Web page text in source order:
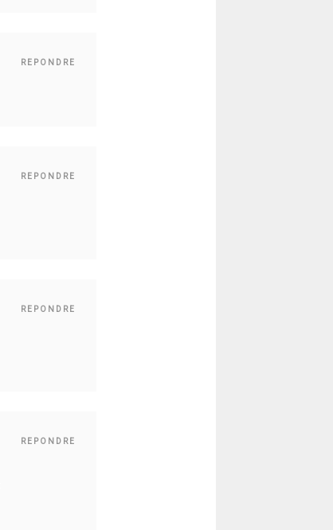
REPONDRE
REPONDRE
REPONDRE
REPONDRE